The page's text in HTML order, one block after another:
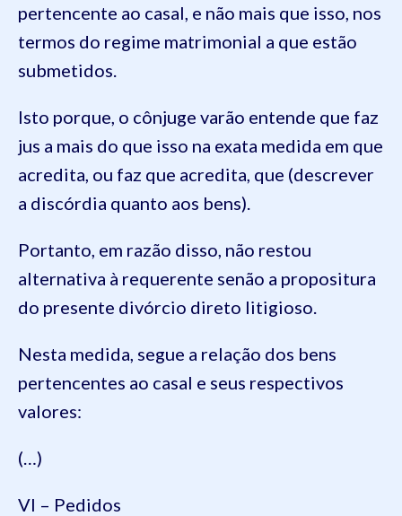
pertencente ao casal, e não mais que isso, nos
termos do regime matrimonial a que estão
submetidos.
Isto porque, o cônjuge varão entende que faz
jus a mais do que isso na exata medida em que
acredita, ou faz que acredita, que (descrever
a discórdia quanto aos bens).
Portanto, em razão disso, não restou
alternativa à requerente senão a propositura
do presente divórcio direto litigioso.
Nesta medida, segue a relação dos bens
pertencentes ao casal e seus respectivos
valores:
(…)
VI – Pedidos